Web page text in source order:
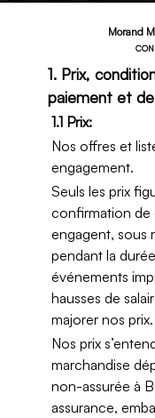
Morand
1. Prix,
paiement et
1.1 Prix:
Nos offres et
engagement.
Seuls les prix
confirmation de
engagent, sous
pendant la
événements
hausses de
majorer nos prix.
Nos prix
marchandise
non-assurée à
assurance,